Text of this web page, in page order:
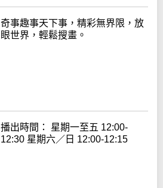
奇事趣事天下事，精彩無界限，放
眼世界，輕鬆搜畫。
播出時間： 星期一至五 12:00-
12:30 星期六／日 12:00-12:15